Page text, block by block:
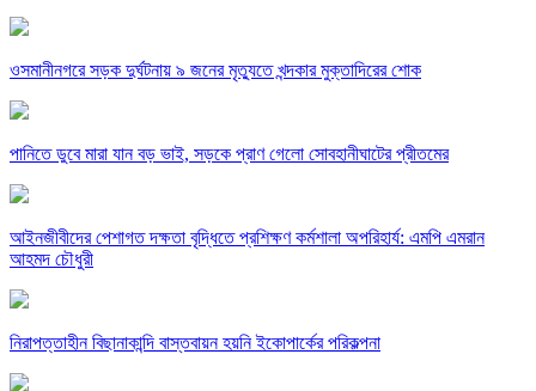
ওসমানীনগরে সড়ক দুর্ঘটনায় ৯ জনের মৃত্যুতে খন্দকার মুক্তাদিরের শোক
পানিতে ডুবে মারা যান বড় ভাই, সড়কে প্রাণ গেলো সোবহানীঘাটের প্রীতমের
আইনজীবীদের পেশাগত দক্ষতা বৃদ্ধিতে প্রশিক্ষণ কর্মশালা অপরিহার্য: এমপি এমরান
আহমদ চৌধুরী
নিরাপত্তাহীন বিছানাকান্দি বাস্তবায়ন হয়নি ইকোপার্কের পরিকল্পনা